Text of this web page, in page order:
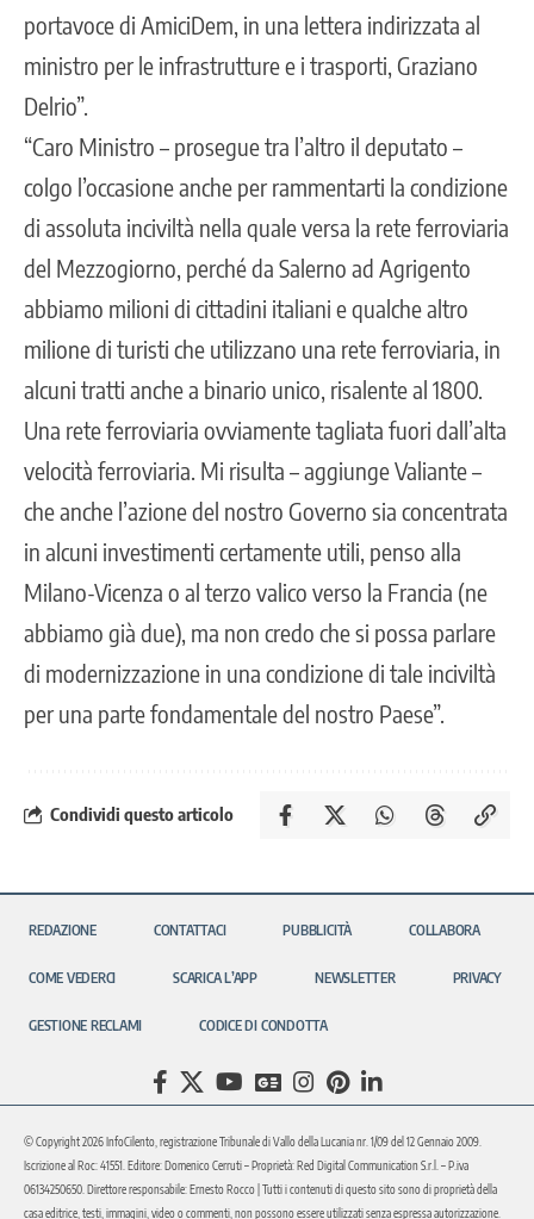
portavoce di AmiciDem, in una lettera indirizzata al
ministro per le infrastrutture e i trasporti, Graziano
Delrio”.
“Caro Ministro – prosegue tra l’altro il deputato –
colgo l’occasione anche per rammentarti la condizione
di assoluta inciviltà nella quale versa la rete ferroviaria
del Mezzogiorno, perché da Salerno ad Agrigento
abbiamo milioni di cittadini italiani e qualche altro
milione di turisti che utilizzano una rete ferroviaria, in
alcuni tratti anche a binario unico, risalente al 1800.
Una rete ferroviaria ovviamente tagliata fuori dall’alta
velocità ferroviaria. Mi risulta – aggiunge Valiante –
che anche l’azione del nostro Governo sia concentrata
in alcuni investimenti certamente utili, penso alla
Milano-Vicenza o al terzo valico verso la Francia (ne
abbiamo già due), ma non credo che si possa parlare
di modernizzazione in una condizione di tale inciviltà
per una parte fondamentale del nostro Paese”.
Condividi questo articolo
REDAZIONE CONTATTACI PUBBLICITÀ COLLABORA
COME VEDERCI SCARICA L’APP NEWSLETTER PRIVACY
GESTIONE RECLAMI CODICE DI CONDOTTA
© Copyright 2026 InfoCilento, registrazione Tribunale di Vallo della Lucania nr. 1/09 del 12 Gennaio 2009.
Iscrizione al Roc: 41551. Editore: Domenico Cerruti – Proprietà: Red Digital Communication S.r.l. – P.iva
06134250650. Direttore responsabile: Ernesto Rocco | Tutti i contenuti di questo sito sono di proprietà della
casa editrice, testi, immagini, video o commenti, non possono essere utilizzati senza espressa autorizzazione.